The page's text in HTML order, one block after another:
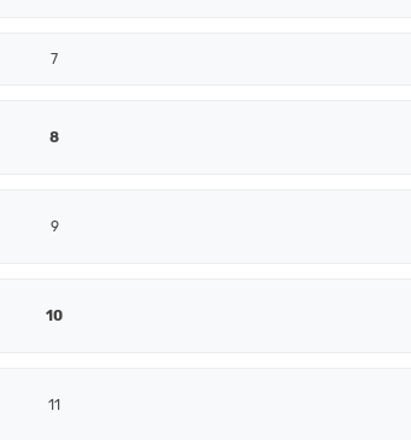
7
8
9
10
11